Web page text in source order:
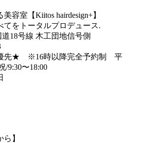
容室【Kiitos hairdesign+】
てをトータルプロデュース.
18号線 木工団地信号側
優先★ ※16時以降完全予約制 平
/9:30〜18:00
】